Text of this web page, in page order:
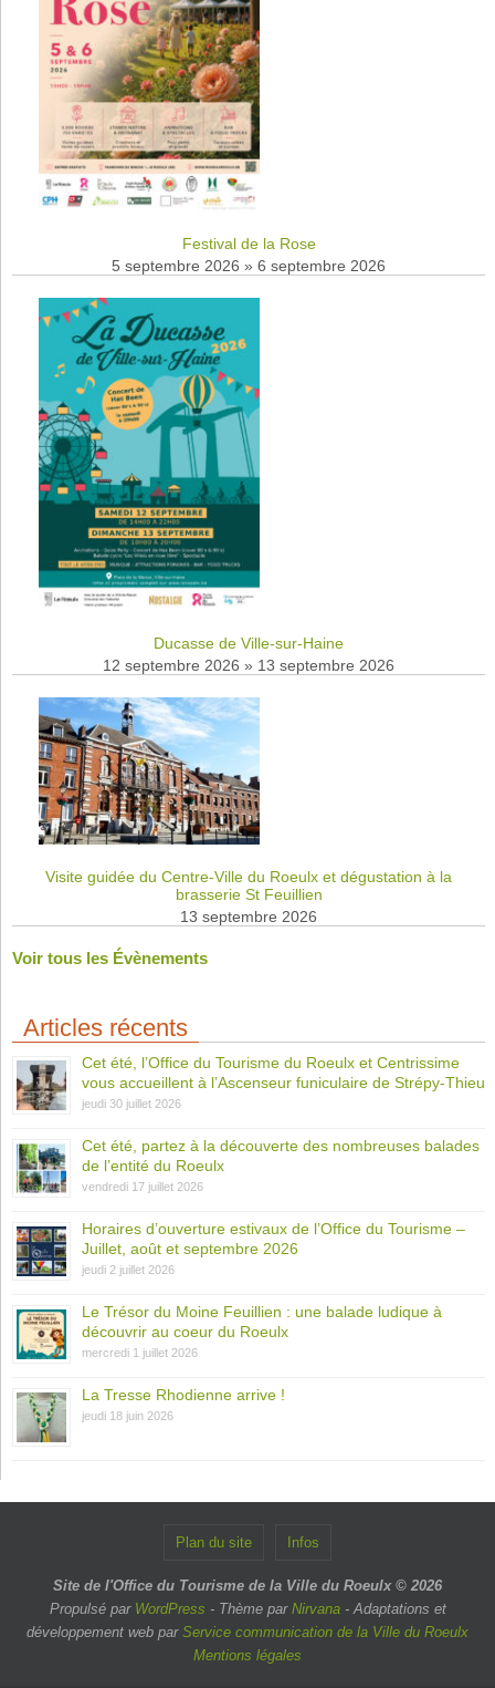
Festival de la Rose
5 septembre 2026 » 6 septembre 2026
Ducasse de Ville-sur-Haine
12 septembre 2026 » 13 septembre 2026
Visite guidée du Centre-Ville du Roeulx et dégustation à la
brasserie St Feuillien
13 septembre 2026
Voir tous les Évènements
Articles récents
Cet été, l’Office du Tourisme du Roeulx et Centrissime
vous accueillent à l’Ascenseur funiculaire de Strépy-Thieu
jeudi 30 juillet 2026
Cet été, partez à la découverte des nombreuses balades
de l’entité du Roeulx
vendredi 17 juillet 2026
Horaires d’ouverture estivaux de l’Office du Tourisme –
Juillet, août et septembre 2026
jeudi 2 juillet 2026
Le Trésor du Moine Feuillien : une balade ludique à
découvrir au coeur du Roeulx
mercredi 1 juillet 2026
La Tresse Rhodienne arrive !
jeudi 18 juin 2026
Plan du site Infos
Site de l'Office du Tourisme de la Ville du Roeulx © 2026
Propulsé par WordPress - Thème par Nirvana- Adaptations et
développement web par Service communication de la Ville du Roeulx
Mentions légales